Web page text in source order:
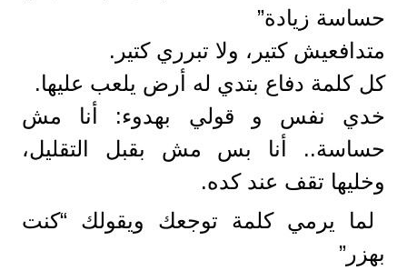
حساسة زيادة”
متدافعيش كتير، ولا تبرري كتير.
كل كلمة دفاع بتدي له أرض يلعب عليها.
خدي نفس و قولي بهدوء: أنا مش
حساسة.. أنا بس مش بقبل التقليل،
وخليها تقف عند كده.
لما يرمي كلمة توجعك ويقولك “كنت
بهزر”